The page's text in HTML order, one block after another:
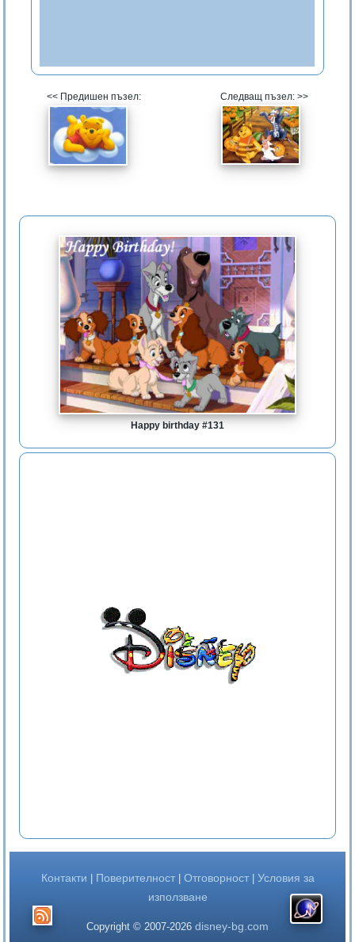
<< Предишен пъзел: Следващ пъзел: >>
Happy birthday #131
Контакти Поверителност| Отговорност| Условия за
използване
Copyright © 2007-2026 disney-bg.com